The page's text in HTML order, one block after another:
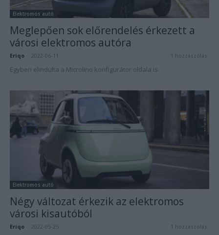
Elektromos autó
Meglepően sok előrendelés érkezett a
városi elektromos autóra
Eriqo 2022-06-11 1 hozzászólás
Egyben elindulta a Microlino konfigurátor oldala is.
Elektromos autó
Négy változat érkezik az elektromos
városi kisautóból
Eriqo 2022-05-25 1 hozzászólás